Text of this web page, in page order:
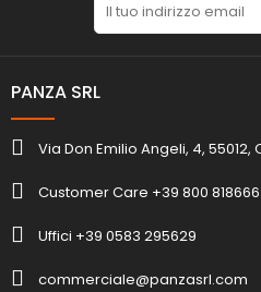
PANZA SRL
Via Don Emilio Angeli, 4, 55012,
Customer Care +39 800 818666
Uffici +39 0583 295629
commerciale@panzasrl.com